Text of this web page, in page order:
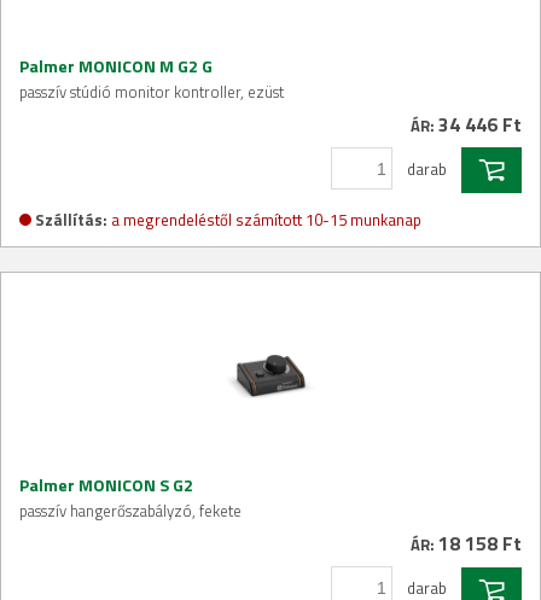
Palmer MONICON M G2 G
passzív stúdió monitor kontroller, ezüst
ÁR: 34 446 Ft
darab
Szállítás: a megrendeléstől számított 10-15 munkanap
Palmer MONICON S G2
passzív hangerőszabályzó, fekete
ÁR: 18 158 Ft
darab